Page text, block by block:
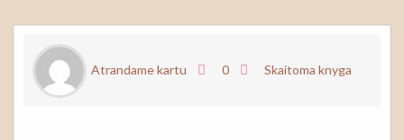
Atrandame kartu 0 Skaitoma knyga